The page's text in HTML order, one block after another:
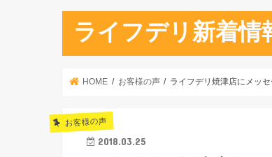
ライフデリ新着情
HOME お客様の声 ライフデリ焼津店にメッセ
お客様の声
2018.03.25